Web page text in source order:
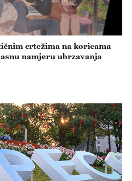
crtežima na koricama
namjeru ubrzavanja